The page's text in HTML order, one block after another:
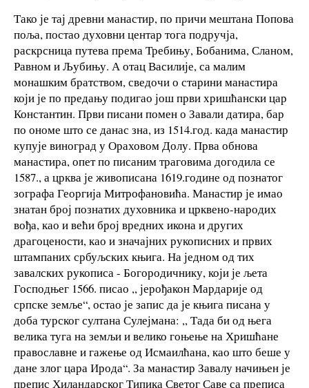
Тако је тај древни манастир, по причи мештана Попова
поља, постао духовни центар тога подручја,
раскрсница путева према Требињу, Бобанима, Сланом,
Равном и Љубињу. А отац Василије, са малим
монашким братством, сведочи о старини манастира
који је по предању подигао још први хришћански цар
Константин. Први писани помен о Завали датира, бар
по ономе што се данас зна, из 1514.год. када манастир
купује виноград у Ораховом Долу. Прва обнова
манастира, опет по писаним траговима догодила се
1587., а црква је живописана 1619.године од познатог
зографа Георгија Митрофановића. Манастир је имао
знатан број познатих духовника и црквено-народих
вођа, као и већи број вредних икона и других
драгоцености, као и значајних рукописних и првих
штампаних србуљских књига. На једном од тих
завалских рукописа - Богородичнику, који је љета
Господњег 1566. писао ,, јерођакон Мардарије од
српске земље“, остао је запис да је књига писана у
доба турског султана Сулејмана: ,, Тада би од њега
велика туга на земљи и велико гоњење на Хришћане
православне и гажење од Исмаилћана, као што беше у
дане злог цара Ирода“. За манастир Завалу начињен је
препис Хиландарског Типика Светог Саве са преписа